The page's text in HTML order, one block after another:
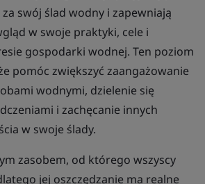
swój ślad wodny i zapewniają
w swoje praktyki, cele i
gospodarki wodnej. Ten poziom
pomóc zwiększyć zaangażowanie
wodnymi, dzielenie się
i zachęcanie innych
w swoje ślady.
zasobem, od którego wszyscy
jej oszczędzanie ma realne